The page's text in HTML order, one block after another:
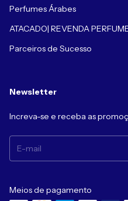
Perfumes Árabes
ATACADO| REVENDA
Parceiros de Sucesso
Newsletter
Increva-se e receba as
Meios de pagamento